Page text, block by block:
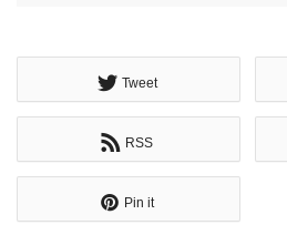
Tweet
RSS
Pin it